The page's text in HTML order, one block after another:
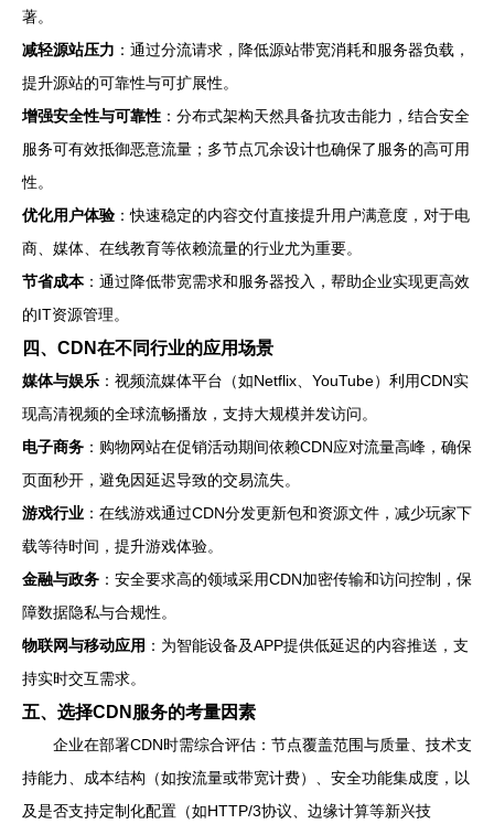
著。
减轻源站压力 ：通过分流请求，降低源站带宽消耗和服务器负载，
提升源站的可靠性与可扩展性。
增强安全性与可靠性 ：分布式架构天然具备抗攻击能力，结合安全
服务可有效抵御恶意流量；多节点冗余设计也确保了服务的高可用
性。
优化用户体验 ：快速稳定的内容交付直接提升用户满意度，对于电
商、媒体、在线教育等依赖流量的行业尤为重要。
节省成本：通过降低带宽需求和服务器投入，帮助企业实现更高效
的IT资源管理。
四、CDN在不同行业的应用场景
媒体与娱乐 ：视频流媒体平台（如Netflix、YouTube）利用CDN实
现高清视频的全球流畅播放，支持大规模并发访问。
电子商务 ：购物网站在促销活动期间依赖CDN应对流量高峰，确保
页面秒开，避免因延迟导致的交易流失。
游戏行业 ：在线游戏通过CDN分发更新包和资源文件，减少玩家下
载等待时间，提升游戏体验。
金融与政务 ：安全要求高的领域采用CDN加密传输和访问控制，保
障数据隐私与合规性。
物联网与移动应用 ：为智能设备及APP提供低延迟的内容推送，支
持实时交互需求。
五、选择CDN服务的考量因素
企业在部署CDN时需综合评估：节点覆盖范围与质量、技术支
持能力、成本结构（如按流量或带宽计费）、安全功能集成度，以
及是否支持定制化配置（如HTTP/3协议、边缘计算等新兴技